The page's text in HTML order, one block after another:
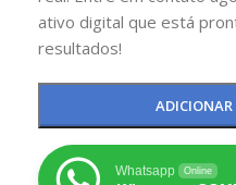
ativo digital que está
resultados!
Whatsapp Online